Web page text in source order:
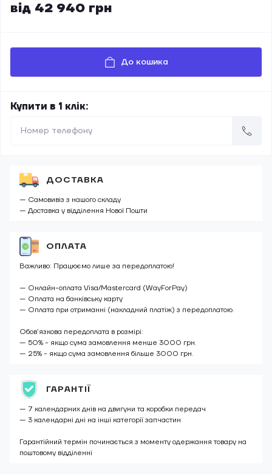
від 42 940 грн
До кошика
Купити в 1 клік:
ДОСТАВКА
— Самовивіз з нашого складу
— Доставка у відділення Нової Пошти
ОПЛАТА
Важливо: Працюємо лише за передоплатою!
— Онлайн-оплата Visa/Mastercard (WayForPay)
— Оплата на банківську карту
— Оплата при отриманні (накладний платіж) з передоплатою.
Обов’язкова передоплата в розмірі:
— 50% - якщо сума замовлення менше 3000 грн.
— 25% - якщо сума замовлення більше 3000 грн.
ГАРАНТІЇ
— 7 календарних днів на двигуни та коробки передач
— 3 календарні дні на інші категорії запчастин
Гарантійний термін починається з моменту одержання товару на
поштовому відділенні